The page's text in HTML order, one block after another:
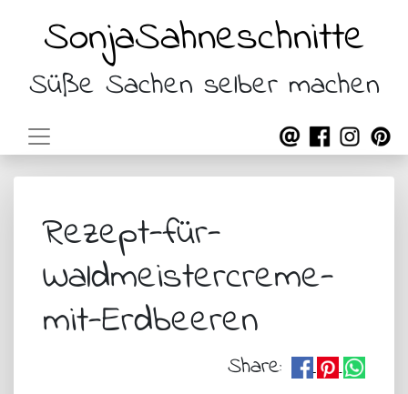
SonjaSahneschnitte
Süße Sachen selber machen
Rezept-für-
Waldmeistercreme-
mit-Erdbeeren
Share: